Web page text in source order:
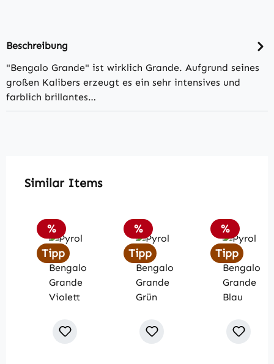
Beschreibung
"Bengalo Grande" ist wirklich Grande. Aufgrund seines
großen Kalibers erzeugt es ein sehr intensives und
farblich brillantes…
Produktgalerie überspringen
Similar Items
Rabatt
%
Tipp
Rabatt
%
Tipp
Rabatt
%
Tipp